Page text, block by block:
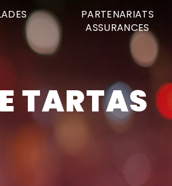
PARTENARIATS
ASSURANCES
TARTAS